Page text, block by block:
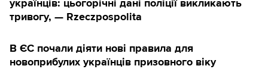
українців: цьогорічні дані поліції викликають
тривогу, — Rzeczpospolita
В ЄС почали діяти нові правила для
новоприбулих українців призовного віку